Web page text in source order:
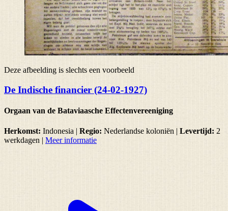
Deze afbeelding is slechts een voorbeeld
De Indische financier (24-02-1927)
Orgaan van de Bataviaasche Effectenvereeniging
Herkomst: Indonesia | Regio: Nederlandse koloniën | Levertijd: 2
werkdagen | Meer informatie